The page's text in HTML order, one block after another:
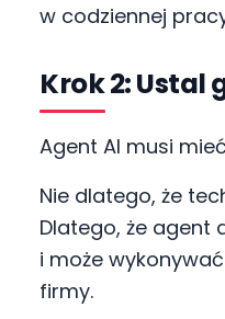
w codziennej
Krok 2: Ustal
Agent AI musi
Nie dlatego, że
Dlatego, że agent
i może
firmy.